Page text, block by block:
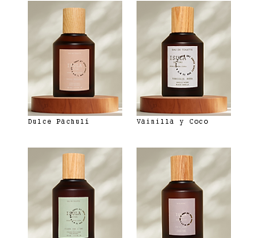
Dulce Pachulí Vainilla y Coco